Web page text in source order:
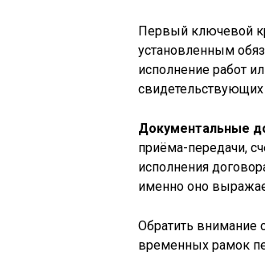
Первый ключевой
установленным
исполнение работ
свидетельствующих
Документальные
приёма-передачи,
исполнения
именно оно
Обратить внимание
временных рамок